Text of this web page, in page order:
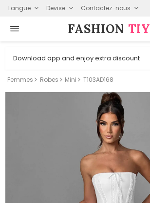
Langue Devise Contactez-nous
FASHION⁠ TIY
Download app and enjoy extra discount
Femmes Robes Mini T103AD168